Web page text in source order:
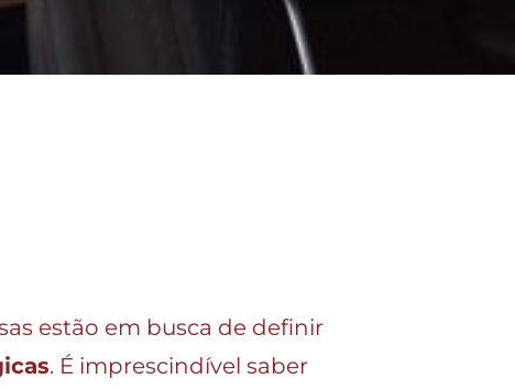
estão em busca de definir
. É imprescindível saber